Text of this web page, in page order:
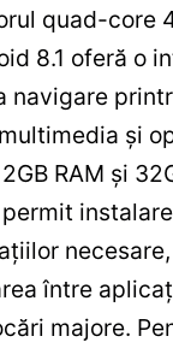
quad-core
8.1 oferă o
navigare
și
RAM și
între
majore.